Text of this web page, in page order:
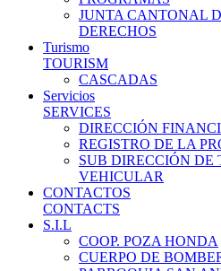
JUNTA CANTONAL
DERECHOS
Turismo
TOURISM
CASCADAS
Servicios
SERVICES
DIRECCIÓN
REGISTRO DE LA
SUB DIRECCIÓN DE
VEHICULAR
CONTACTOS
CONTACTS
S.I.L
COOP. POZA HONDA
CUERPO DE